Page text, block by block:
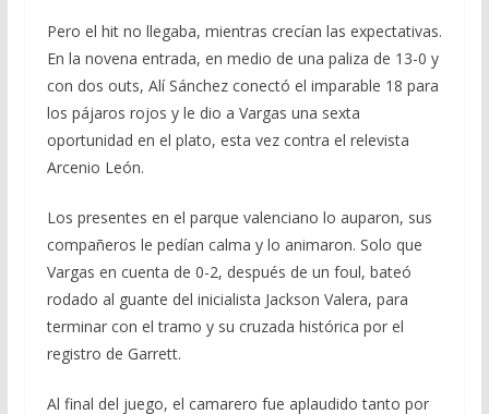
Pero el hit no llegaba, mientras crecían las expectativas.
En la novena entrada, en medio de una paliza de 13-0 y
con dos outs, Alí Sánchez conectó el imparable 18 para
los pájaros rojos y le dio a Vargas una sexta
oportunidad en el plato, esta vez contra el relevista
Arcenio León.
Los presentes en el parque valenciano lo auparon, sus
compañeros le pedían calma y lo animaron. Solo que
Vargas en cuenta de 0-2, después de un foul, bateó
rodado al guante del inicialista Jackson Valera, para
terminar con el tramo y su cruzada histórica por el
registro de Garrett.
Al final del juego, el camarero fue aplaudido tanto por